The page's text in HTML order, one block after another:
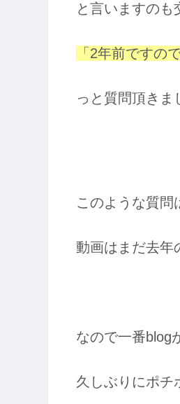
と言いますのも
「2年前ですの
っと質問頂きま
このような質問
動画はまだ去年
なので一番blog
久しぶりにポチ